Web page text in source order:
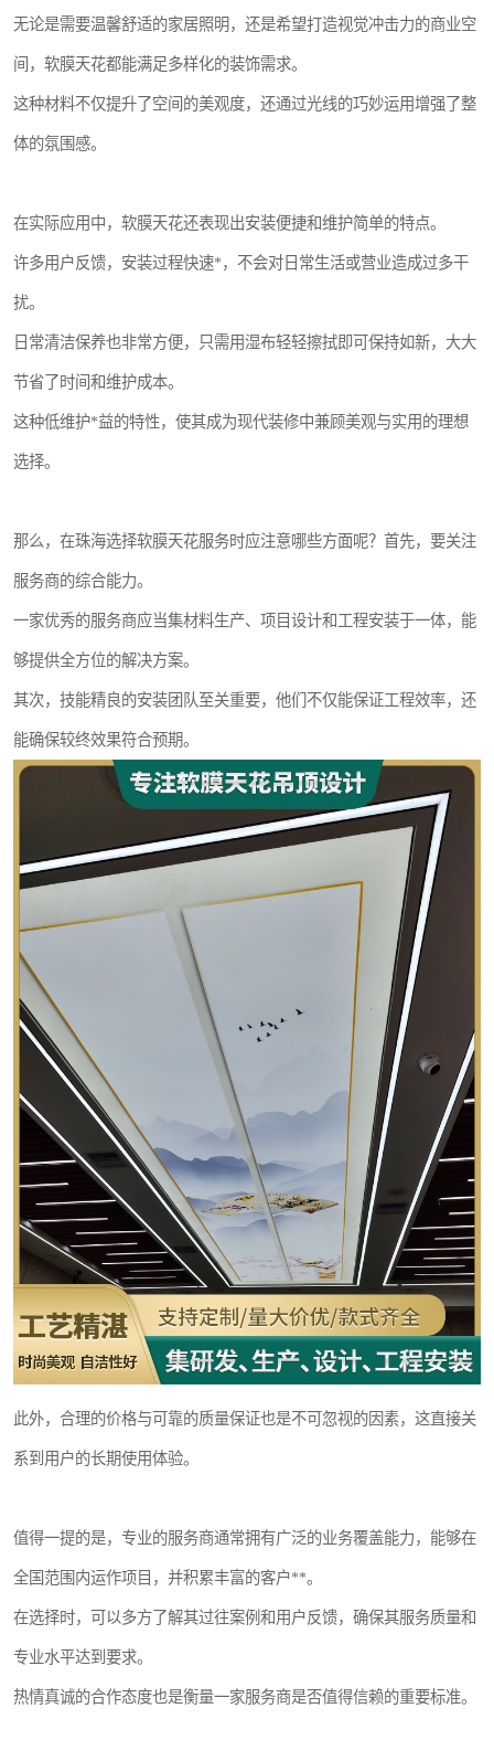
无论是需要温馨舒适的家居照明，还是希望打造视觉冲击力的商业空
间，软膜天花都能满足多样化的装饰需求。
这种材料不仅提升了空间的美观度，还通过光线的巧妙运用增强了整
体的氛围感。
在实际应用中，软膜天花还表现出安装便捷和维护简单的特点。
许多用户反馈，安装过程快速*，不会对日常生活或营业造成过多干
扰。
日常清洁保养也非常方便，只需用湿布轻轻擦拭即可保持如新，大大
节省了时间和维护成本。
这种低维护*益的特性，使其成为现代装修中兼顾美观与实用的理想
选择。
那么，在珠海选择软膜天花服务时应注意哪些方面呢？首先，要关注
服务商的综合能力。
一家优秀的服务商应当集材料生产、项目设计和工程安装于一体，能
够提供全方位的解决方案。
其次，技能精良的安装团队至关重要，他们不仅能保证工程效率，还
能确保较终效果符合预期。
此外，合理的价格与可靠的质量保证也是不可忽视的因素，这直接关
系到用户的长期使用体验。
值得一提的是，专业的服务商通常拥有广泛的业务覆盖能力，能够在
全国范围内运作项目，并积累丰富的客户**。
在选择时，可以多方了解其过往案例和用户反馈，确保其服务质量和
专业水平达到要求。
热情真诚的合作态度也是衡量一家服务商是否值得信赖的重要标准。